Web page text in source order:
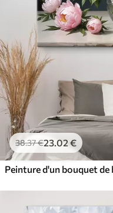
38.37€23.02 €